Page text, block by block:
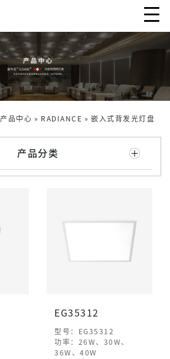
产品中心 » RADIANCE » 嵌入式背发光灯盘
产品分类
EG35312
型号：EG35312
功率：26W、30W、
36W、40W